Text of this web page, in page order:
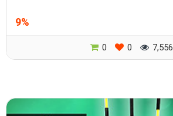
9%
0 0 7,556